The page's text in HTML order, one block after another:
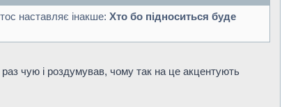
наставляє інакше: Хто бо підноситься буде
чую і роздумував, чому так на це акцентують